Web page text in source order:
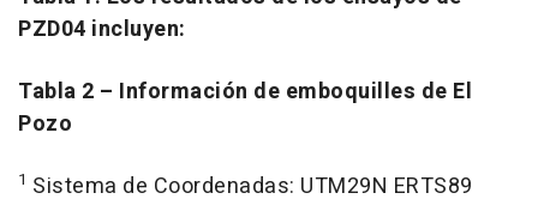
PZD04 incluyen:
Tabla 2 – Información de emboquilles de El
Pozo
1 Sistema de Coordenadas: UTM29N ERTS89